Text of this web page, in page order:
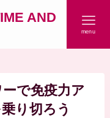
AND
menu
で免疫力ア
り切ろう